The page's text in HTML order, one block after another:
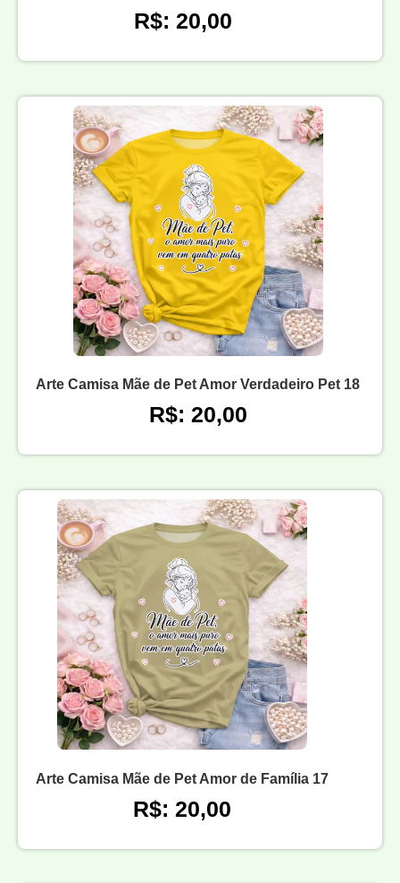
R$: 20,00
Arte Camisa Mãe de Pet Amor Verdadeiro Pet 18
R$: 20,00
Arte Camisa Mãe de Pet Amor de Família 17
R$: 20,00